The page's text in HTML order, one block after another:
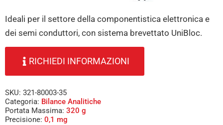
Ideali per il settore della componentistica elettronica e
dei semi conduttori, con sistema brevettato UniBloc.
RICHIEDI INFORMAZIONI
SKU: 321-80003-35
Categoria: Bilance Analitiche
Portata Massima: 320 g
Precisione: 0,1 mg